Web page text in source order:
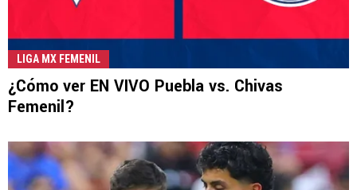
LIGA MX FEMENIL
¿Cómo ver EN VIVO Puebla vs. Chivas
Femenil?